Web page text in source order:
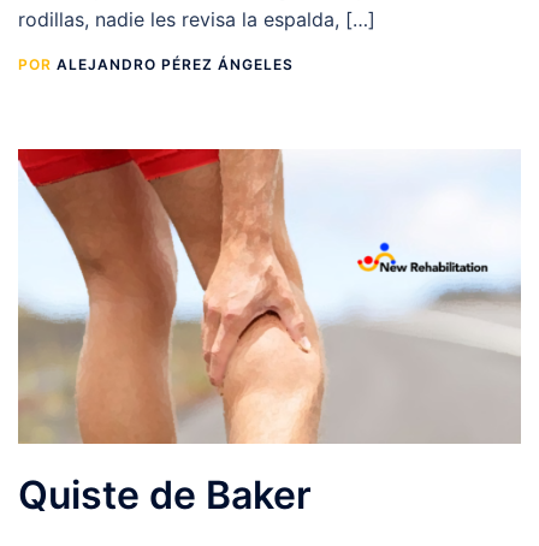
rodillas, nadie les revisa la espalda, […]
POR ALEJANDRO PÉREZ ÁNGELES
Quiste de Baker